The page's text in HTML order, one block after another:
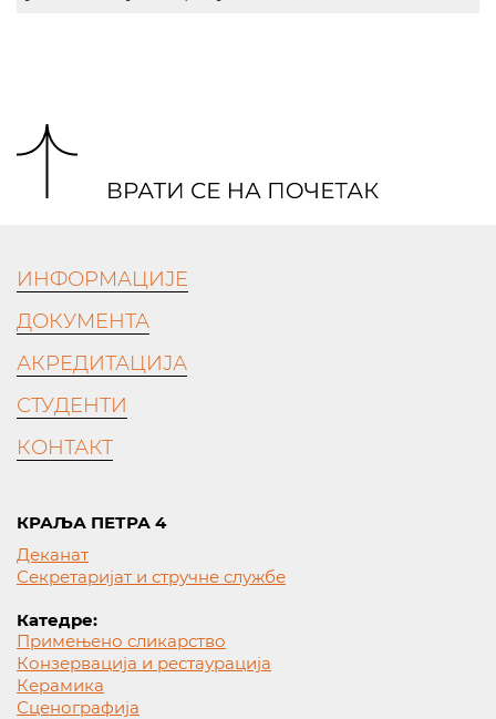
ИНФОРМАЦИЈЕ
ДОКУМЕНТА
АКРЕДИТАЦИЈА
СТУДЕНТИ
КОНТАКТ
КРАЉА ПЕТРА 4
Деканат
Секретаријат и стручне службе
Катедре:
Примењено сликарство
Конзервација и рестаурација
Керамика
Сценографија